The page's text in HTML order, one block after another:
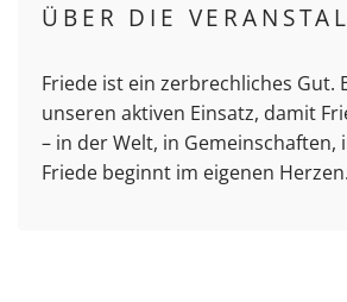
ÜBER DIE
Friede ist ein zerbrechliches Gut.
unseren aktiven Einsatz, damit
– in der Welt, in Gemeinschaften,
Friede beginnt im eigenen Herzen.